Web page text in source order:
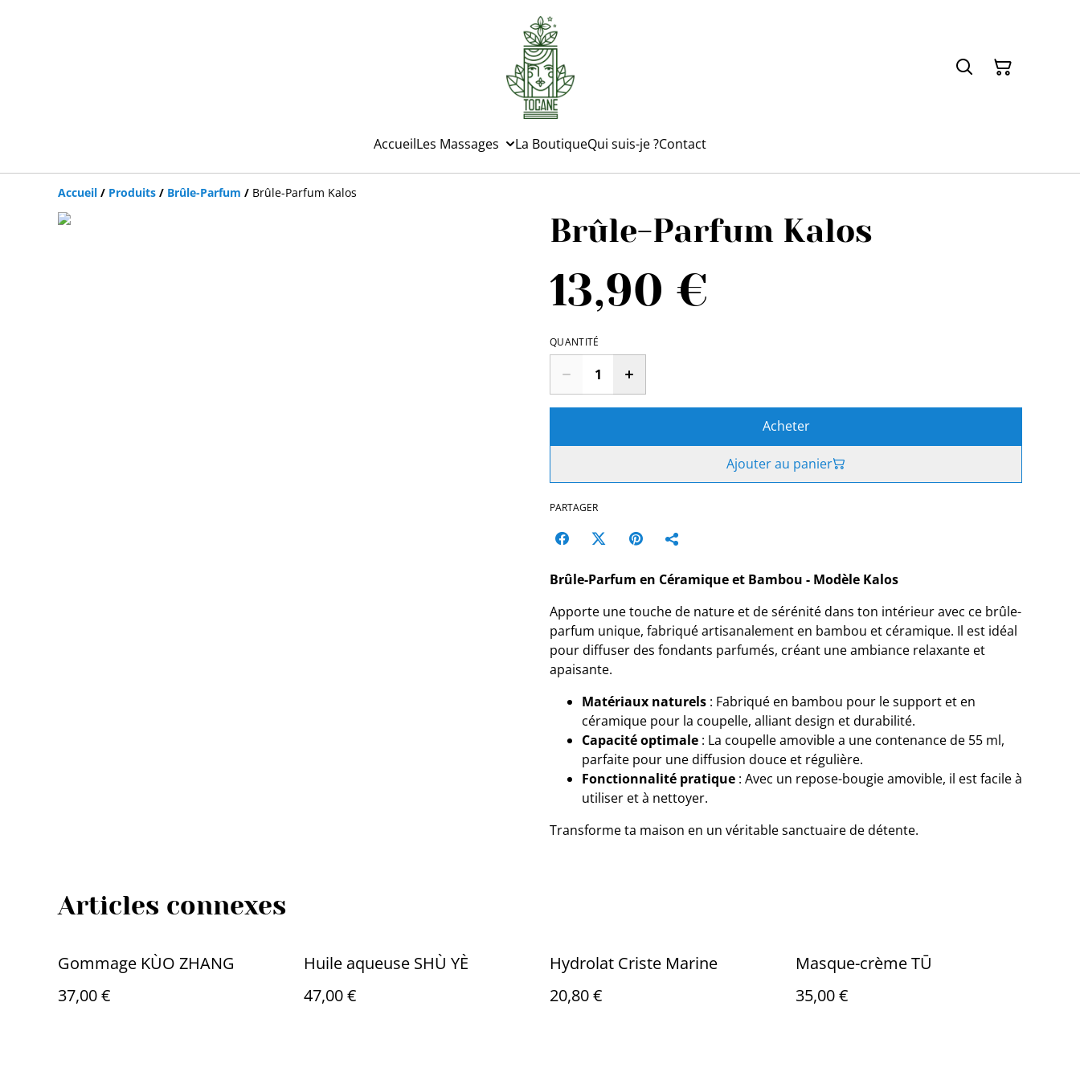
AccueilLes Massages La BoutiqueQui suis-je ?Contact
Accueil / Produits / Brûle-Parfum / Brûle-Parfum Kalos
Brûle-Parfum Kalos
13,90 €
QUANTITÉ
Acheter
Ajouter au panier
PARTAGER
Brûle-Parfum en Céramique et Bambou - Modèle Kalos
Apporte une touche de nature et de sérénité dans ton intérieur avec ce brûle-
parfum unique, fabriqué artisanalement en bambou et céramique. Il est idéal
pour diffuser des fondants parfumés, créant une ambiance relaxante et
apaisante.
Matériaux naturels : Fabriqué en bambou pour le support et en
céramique pour la coupelle, alliant design et durabilité.
Capacité optimale : La coupelle amovible a une contenance de 55 ml,
parfaite pour une diffusion douce et régulière.
Fonctionnalité pratique : Avec un repose-bougie amovible, il est facile à
utiliser et à nettoyer.
Transforme ta maison en un véritable sanctuaire de détente.
Articles connexes
Gommage KÙO ZHANG
37,00 €
Huile aqueuse SHÙ YÈ
47,00 €
Hydrolat Criste Marine
20,80 €
Masque-crème TŪ
35,00 €